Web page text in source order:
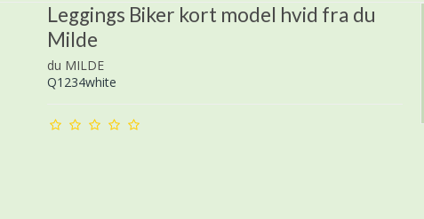
Leggings Biker kort model hvid fra du
Milde
du MILDE
Q1234white